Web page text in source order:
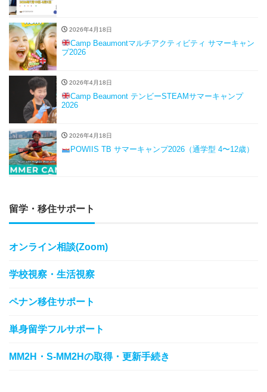
2026年4月18日
Camp Beaumontマルチアクティビティ サマーキャン
プ2026
2026年4月18日
Camp Beaumont テンビーSTEAMサマーキャンプ
2026
2026年4月18日
POWIIS TB サマーキャンプ2026（通学型 4〜12歳）
留学・移住サポート
オンライン相談(Zoom)
学校視察・生活視察
ペナン移住サポート
単身留学フルサポート
MM2H・S-MM2Hの取得・更新手続き